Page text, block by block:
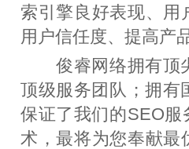
索引擎良好表现、用
用户信任度、提高产
俊睿网络拥有顶尖
顶级服务团队；拥有
保证了我们的SEO
术，最将为您奉献最